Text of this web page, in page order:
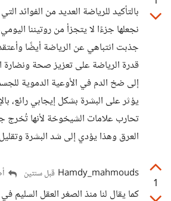
بالتأكيد للرياضة العديد من الفوائد
نجعلها جزءًا لا يتجزأ من روتيننا
جذبت انتباهي عن الرياضة أيضًا
قدرة الرياضة على تعزيز صحة ونضارة
إلى ضخ الدم في الأوعية الدموية
يؤثر على البشرة بشكل إيجابي رائع،
تحارب علامات الشيخوخة لأنها
العرق وهذا يؤدي إلى شد البشرة
1
Hamdy_mahmouds قبل سنتين
كما يقال لنا منذ الصغر العقل السليم